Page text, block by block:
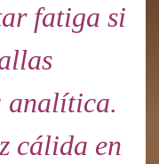
fatiga si
analítica.
cálida en